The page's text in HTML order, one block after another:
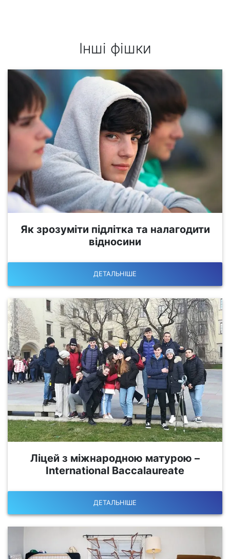
Інші фішки
Як зрозуміти підлітка та налагодити
відносини
ДЕТАЛЬНІШЕ
Ліцей з міжнародною матурою –
International Baccalaureate
ДЕТАЛЬНІШЕ